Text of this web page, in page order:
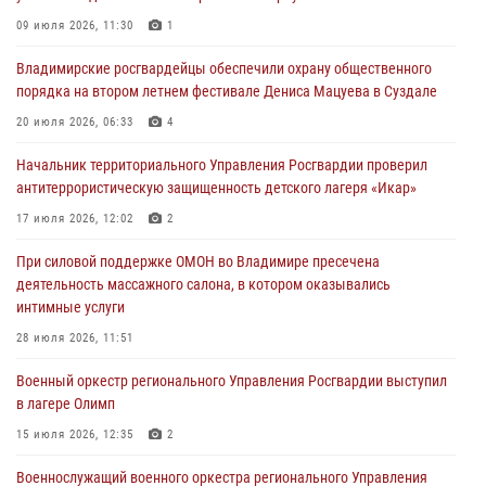
Во Владимирcкой области открыли профильную Росгвардейскую
27 июля 2026, 16:43 2
Владимирские росгвардейцы обеспечили охрану общественного
20 июля 2026, 06:33 4
Военнослужащий военного оркестра регионального Управления
105-летию Центрального округа
19 июля 2026, 11:17 7
Начальник территориального Управления Росгвардии проверил
17 июля 2026, 12:02 2
09 июля 2026, 11:30 1
Владимирские росгвардейцы обеспечили охрану общественного
порядка на втором летнем фестивале Дениса Мацуева в Суздале
20 июля 2026, 06:33 4
Начальник территориального Управления Росгвардии проверил
антитеррористическую защищенность детского лагеря «Икар»
17 июля 2026, 12:02 2
При силовой поддержке ОМОН во Владимире пресечена
деятельность массажного салона, в котором оказывались
интимные услуги
28 июля 2026, 11:51
Военный оркестр регионального Управления Росгвардии выступил
в лагере Олимп
15 июля 2026, 12:35 2
Военнослужащий военного оркестра регионального Управления